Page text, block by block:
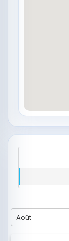
Août